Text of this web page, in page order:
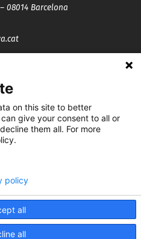
08014 Barcelona
per
on this site to better
give your consent to all or
them all. For more
all
all
policy